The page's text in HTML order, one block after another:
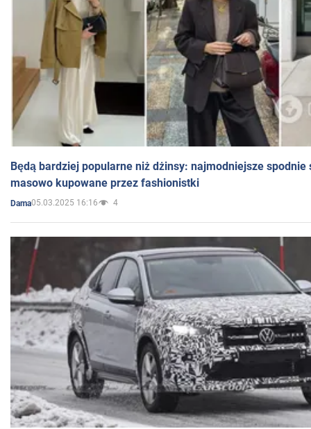
Będą bardziej popularne niż dżinsy: najmodniejsze spodnie
masowo kupowane przez fashionistki
Dama05.03.2025 16:16 4